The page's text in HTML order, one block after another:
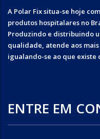
A Polar Fix situa-se hoje
produtos hospitalares no
Produzindo e distribuindo
qualidade, atende aos
igualando-se ao que
ENTRE EM